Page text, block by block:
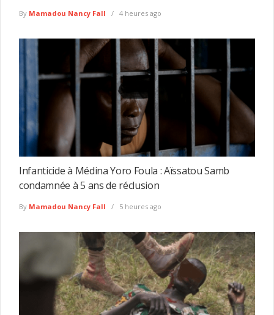
By Mamadou Nancy Fall 4 heures ago
Infanticide à Médina Yoro Foula : Aïssatou Samb
condamnée à 5 ans de réclusion
By Mamadou Nancy Fall 5 heures ago